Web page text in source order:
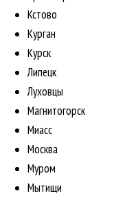
Кстово
Курган
Курск
Липецк
Луховцы
Магнитогорск
Миасс
Москва
Муром
Мытищи